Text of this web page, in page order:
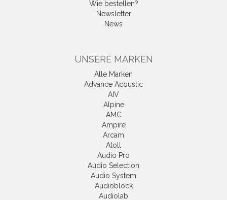
Wie bestellen?
Newsletter
News
UNSERE MARKEN
Alle Marken
Advance Acoustic
AIV
Alpine
AMC
Ampire
Arcam
Atoll
Audio Pro
Audio Selection
Audio System
Audioblock
Audiolab